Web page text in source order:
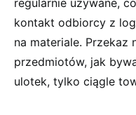
regularnie używane,
kontakt odbiorcy z
na materiale. Przekaz
przedmiotów, jak
ulotek, tylko ciągle